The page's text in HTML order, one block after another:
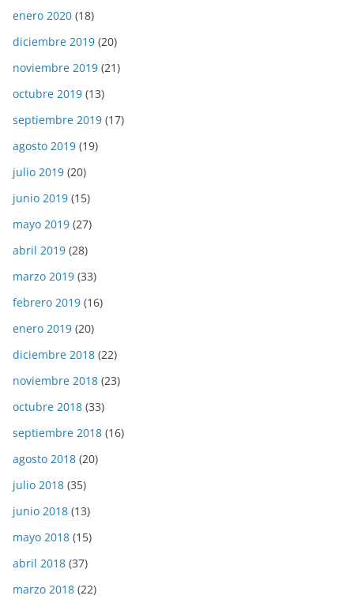
enero 2020 (18)
diciembre 2019 (20)
noviembre 2019 (21)
octubre 2019 (13)
septiembre 2019 (17)
agosto 2019 (19)
julio 2019 (20)
junio 2019 (15)
mayo 2019 (27)
abril 2019 (28)
marzo 2019 (33)
febrero 2019 (16)
enero 2019 (20)
diciembre 2018 (22)
noviembre 2018 (23)
octubre 2018 (33)
septiembre 2018 (16)
agosto 2018 (20)
julio 2018 (35)
junio 2018 (13)
mayo 2018 (15)
abril 2018 (37)
marzo 2018 (22)